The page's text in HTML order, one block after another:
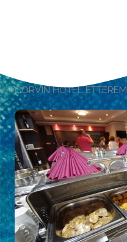
CORVIN HOTEL ÉTTEREM